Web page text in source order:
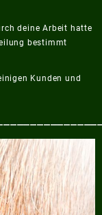
deine Arbeit hatte
bestimmt
Kunden und